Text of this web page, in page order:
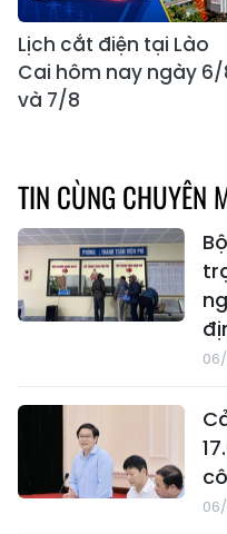
Lịch cắt điện tại Lào
Cai hôm nay ngày 6/
và 7/8
TIN CÙNG CHUYÊN